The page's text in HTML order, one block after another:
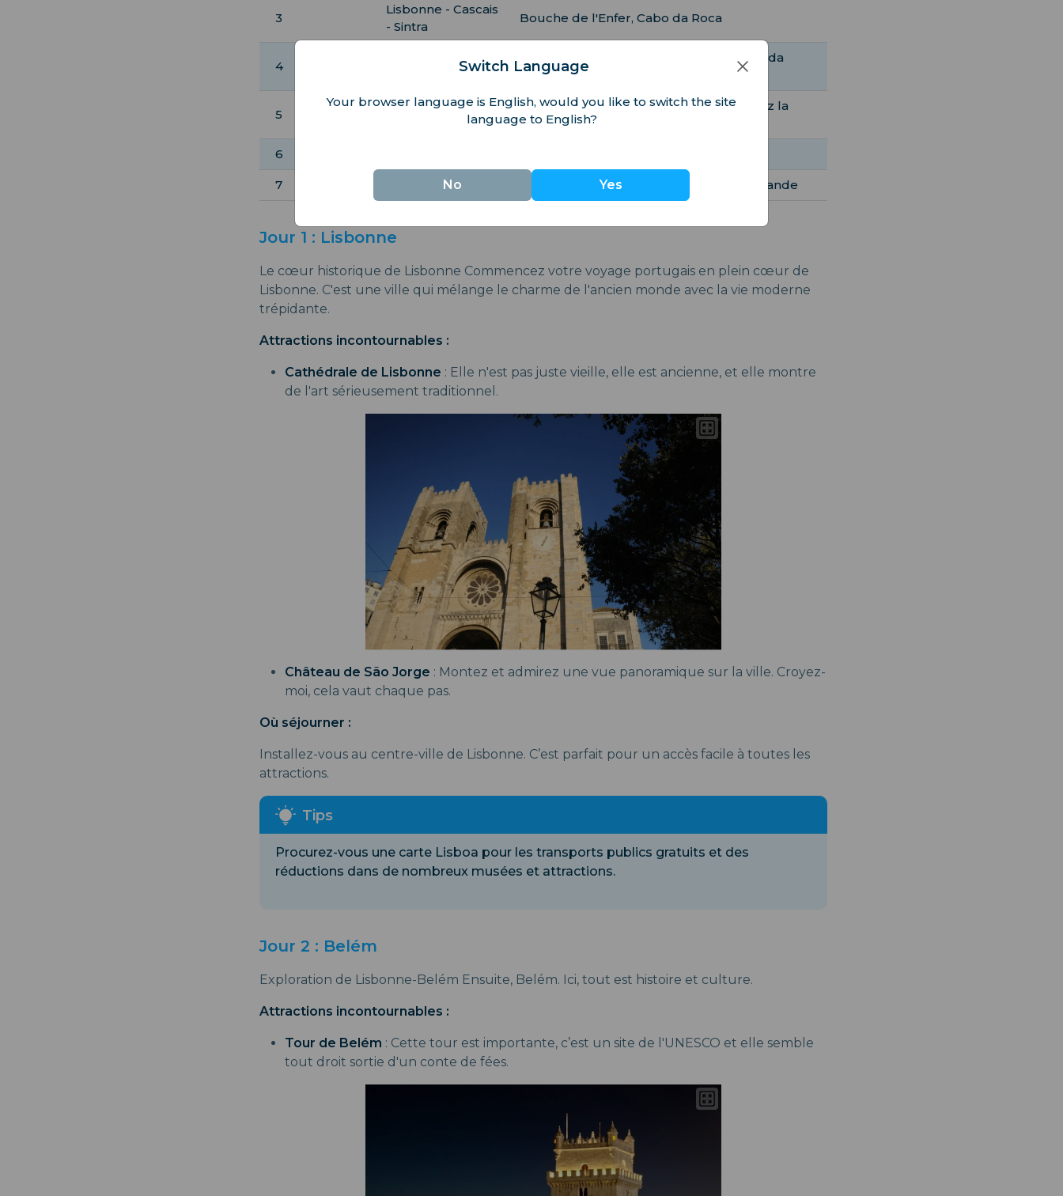
3
Lisbonne - Cascais
- Sintra
Bouche de l'Enfer, Cabo da Roca
4
Visite du Palais national de Pena, Quinta da
Regaleira
5
Détendez-vous à la plage Navy, explorez la
grotte de Benagil
6
7 Peniche-Mafra Visitez le Cap Carvoeiro, l'île Berenga Grande
Jour 1 : Lisbonne
Le cœur historique de Lisbonne Commencez votre voyage portugais en plein cœur de
Lisbonne. C'est une ville qui mélange le charme de l'ancien monde avec la vie moderne
trépidante.
Attractions incontournables :
Cathédrale de Lisbonne : Elle n'est pas juste vieille, elle est ancienne, et elle montre
de l'art sérieusement traditionnel.
Château de São Jorge : Montez et admirez une vue panoramique sur la ville. Croyez-
moi, cela vaut chaque pas.
Où séjourner :
Installez-vous au centre-ville de Lisbonne. C’est parfait pour un accès facile à toutes les
attractions.
Procurez-vous une carte Lisboa pour les transports publics gratuits et des
réductions dans de nombreux musées et attractions.
Jour 2 : Belém
Exploration de Lisbonne-Belém Ensuite, Belém. Ici, tout est histoire et culture.
Attractions incontournables :
Tour de Belém : Cette tour est importante, c’est un site de l'UNESCO et elle semble
tout droit sortie d'un conte de fées.
Switch Language
Your browser language is English, would you like to switch the site
language to English?
No Yes